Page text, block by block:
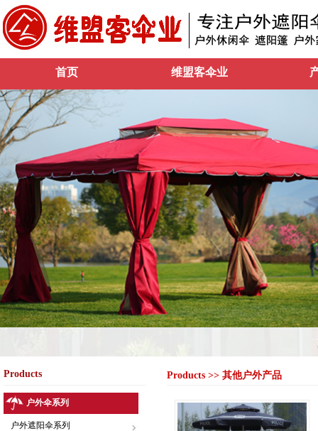
首页 维盟客伞业
Products
户外伞系列
户外遮阳伞系列
Products >> 其他户外产品